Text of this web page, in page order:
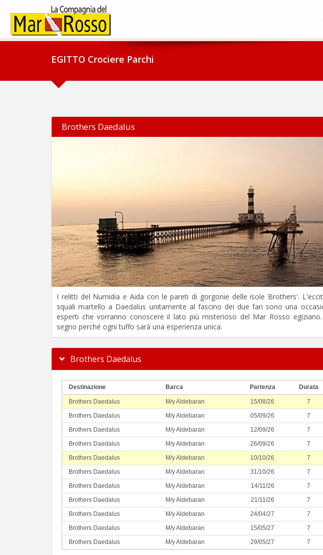
EGITTO Crociere Parchi
Brothers Daedalus
I relitti del Numidia e Aida con le pareti di gorgonie delle isole Brothers'.
squali martello a Daedalus unitamente al fascino dei due fari sono una
esperti che vorranno conoscere il lato più misterioso del Mar Rosso
segno perché ogni tuffo sarà una esperienza unica.
Brothers Daedalus
Destinazione Barca Partenza Durata
Brothers Daedalus M/y Aldebaran 15/08/26 7
Brothers Daedalus
M/y Aldebaran 05/09/26 7
Brothers Daedalus
M/y Aldebaran 12/09/26 7
Brothers Daedalus
M/y Aldebaran 26/09/26 7
Brothers Daedalus
M/y Aldebaran 10/10/26 7
Brothers Daedalus
M/y Aldebaran 31/10/26 7
Brothers Daedalus
M/y Aldebaran 14/11/26 7
Brothers Daedalus
M/y Aldebaran 21/11/26 7
Brothers Daedalus
M/y Aldebaran 24/04/27 7
Brothers Daedalus
M/y Aldebaran 15/05/27 7
Brothers Daedalus
M/y Aldebaran 29/05/27 7